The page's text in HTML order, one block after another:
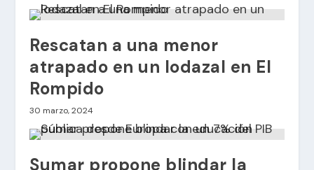
Rescatan a una menor
atrapado en un lodazal en El
Rompido
30 marzo, 2024
Sumar propone blindar la